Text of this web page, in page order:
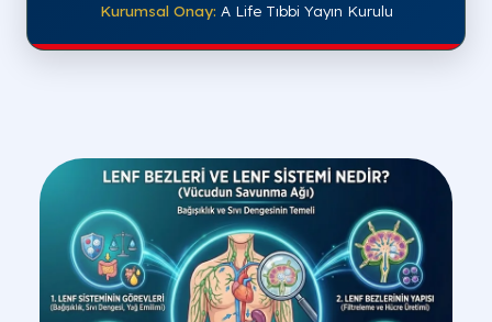
Kurumsal Onay: A Life Tıbbi Yayın Kurulu